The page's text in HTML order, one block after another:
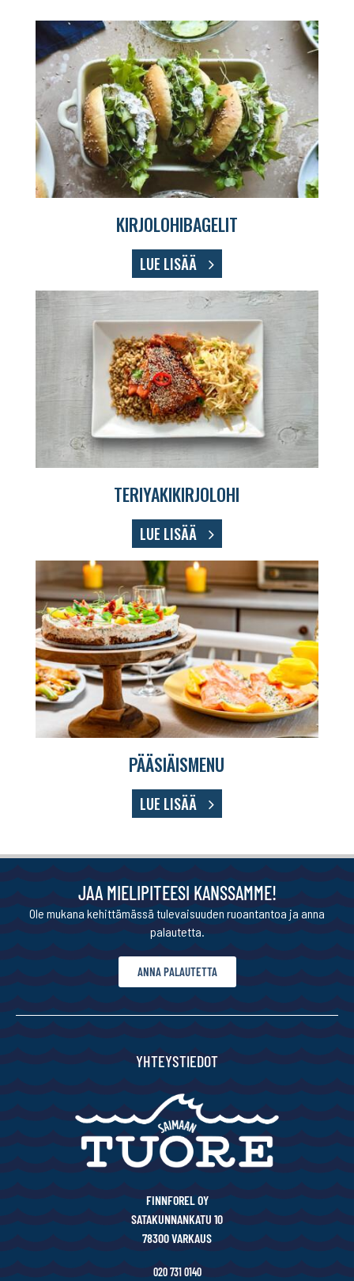
KIRJOLOHIBAGELIT
LUE LISÄÄ
TERIYAKIKIRJOLOHI
LUE LISÄÄ
PÄÄSIÄISMENU
LUE LISÄÄ
JAA MIELIPITEESI KANSSAMME!
Ole mukana kehittämässä tulevaisuuden ruoantantoa ja anna
palautetta.
ANNA PALAUTETTA
YHTEYSTIEDOT
FINNFOREL OY
SATAKUNNANKATU 10
78300 VARKAUS
020 731 0140